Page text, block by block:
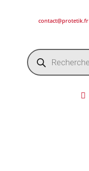
contact@protetik.fr
Recherche
de
produits